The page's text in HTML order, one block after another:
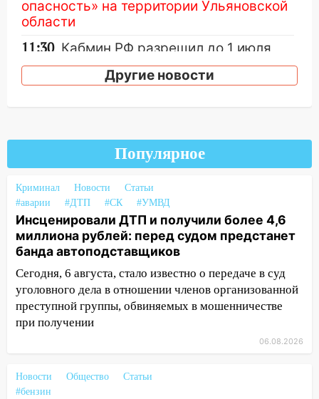
опасность» на территории Ульяновской
области
11:30 Кабмин РФ разрешил до 1 июля
2027 года импорт, выпуск и обращение
бензина Евро 2, Евро 3, Евро 4
Где есть бензин в Ульяновске
днем 6 августа: список АЗС
10:16
Внимание! В Ульяновской области
объявлена ракетная опасность
10:00 В Старомайнском районе утонул
51-летний мужчина
09:50 В Ульяновске черный коршун
застрял в тепловозе
09:44
Ульяновские спасатели помогли
юному велосипедисту на улице
08:21
В Заволжском районе украли два
велосипеда
Другие новости
Популярное
Криминал Новости
Статьи
#аварии
#ДТП #СК #УМВД
Инсценировали ДТП и получили более 4,6
миллиона рублей: перед судом предстанет
банда автоподставщиков
Сегодня, 6 августа, стало известно о передаче в суд
уголовного дела в отношении членов организованной
преступной группы, обвиняемых в мошенничестве
при получении
06.08.2026
Новости Общество
Статьи
#бензин